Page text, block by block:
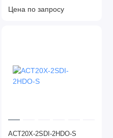
Цена по запросу
ACT20X-2SDI-2HDO-S